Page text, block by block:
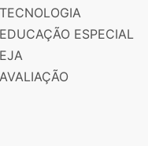
TECNOLOGIA
EDUCAÇÃO ESPECIAL
EJA
AVALIAÇÃO